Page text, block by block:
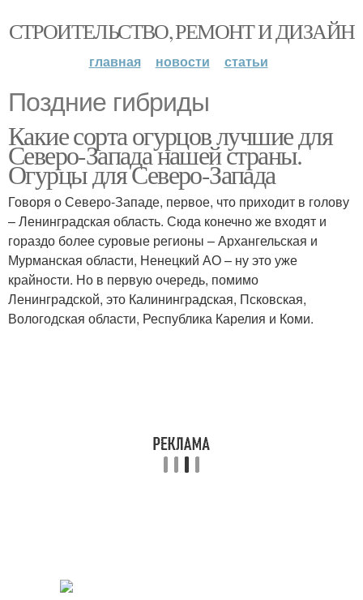
СТРОИТЕЛЬСТВО, РЕМОНТ И ДИЗАЙН
главная новости статьи
Поздние гибриды
Какие сорта огурцов лучшие для
Северо-Запада нашей страны.
Огурцы для Северо-Запада
Говоря о Северо-Западе, первое, что приходит в голову
– Ленинградская область. Сюда конечно же входят и
гораздо более суровые регионы – Архангельская и
Мурманская области, Ненецкий АО – ну это уже
крайности. Но в первую очередь, помимо
Ленинградской, это Калининградская, Псковская,
Вологодская области, Республика Карелия и Коми.